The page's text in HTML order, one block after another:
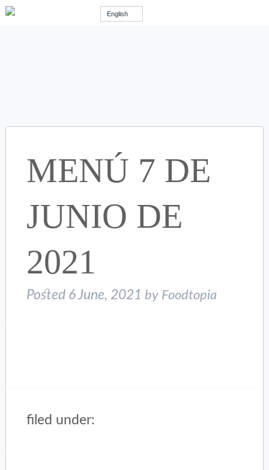
English
MENÚ 7 DE
JUNIO DE
2021
Posted 6 June, 2021 by Foodtopia
filed under: